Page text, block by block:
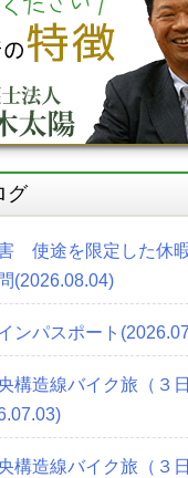
グ
使途を限定した休
(2026.08.04)
ンパスポート
構造線バイク旅（３日
構造線バイク旅（３日